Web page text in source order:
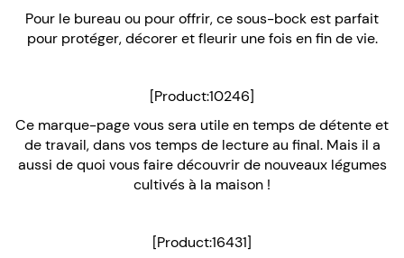
Pour le bureau ou pour offrir, ce sous-bock est parfait
pour protéger, décorer et fleurir une fois en fin de vie.
[Product:10246]
Ce marque-page vous sera utile en temps de détente et
de travail, dans vos temps de lecture au final. Mais il a
aussi de quoi vous faire découvrir de nouveaux légumes
cultivés à la maison !
[Product:16431]